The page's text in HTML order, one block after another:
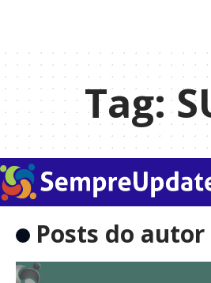
Tag:
Posts do autor